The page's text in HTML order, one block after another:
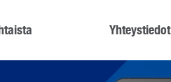
Yhteystiedot